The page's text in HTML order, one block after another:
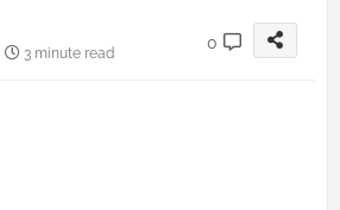
3 minute read
0